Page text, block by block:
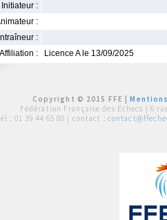
Initiateur :
:
:
Affiliation :
Licence A le 13/09/2025
Copyright © 2015 FFE |
Fédération Française des Echecs | 6
: 01 39 44 65 80 | contact :